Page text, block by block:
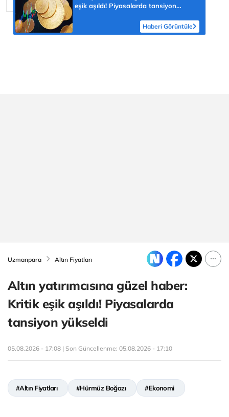
eşik aşıldı! Piyasalarda tansiyon
Haberi Görüntüle
Uzmanpara Altın Fiyatları
Altın yatırımcısına güzel haber:
Kritik eşik aşıldı! Piyasalarda
tansiyon yükseldi
05.08.2026 - 17:08 | Son Güncellenme: 05.08.2026 - 17:10
#Altın Fiyatları #Hürmüz Boğazı #Ekonomi